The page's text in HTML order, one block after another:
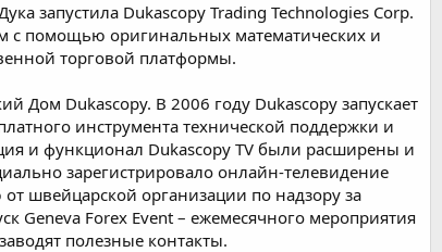
запустила Dukascopy Trading Technologies Corp.
с помощью оригинальных математических и
торговой платформы.
Дом Dukascopy. В 2006 году Dukascopy запускает
инструмента технической поддержки и
и функционал Dukascopy TV были расширены и
зарегистрировало онлайн-телевидение
швейцарской организации по надзору за
Geneva Forex Event – ежемесячного мероприятия
полезные контакты.